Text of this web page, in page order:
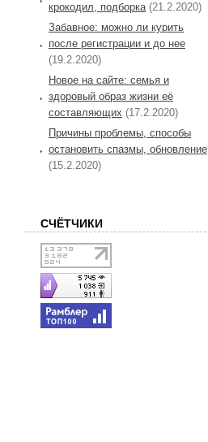
крокодил, подборка (21.2.2020)
Забавное: можно ли курить
после регистрации и до нее
(19.2.2020)
Новое на сайте: семья и
здоровый образ жизни её
составляющих (17.2.2020)
Причины проблемы, способы
остановить спазмы, обновление
(15.2.2020)
СЧЁТЧИКИ